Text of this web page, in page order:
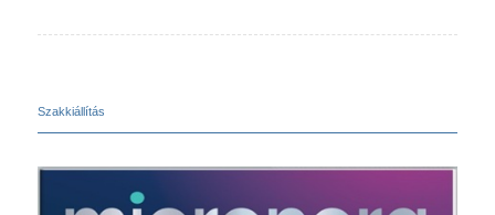
Szakkiállítás